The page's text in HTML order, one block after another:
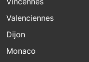
Valenciennes
Dijon
Monaco